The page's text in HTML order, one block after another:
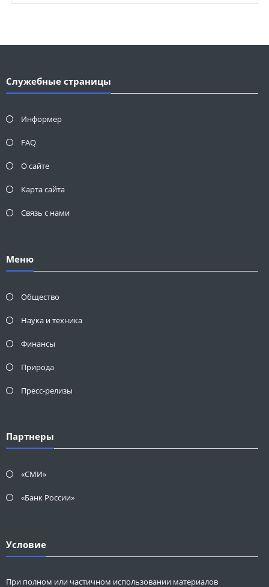
Служебные страницы
Информер
FAQ
О сайте
Карта сайта
Связь с нами
Меню
Общество
Наука и техника
Финансы
Природа
Пресс-релизы
Партнеры
«СМИ»
«Банк России»
Условие
При полном или частичном использовании материалов